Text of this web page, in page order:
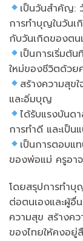
เป็นวันสำคัญ:
การทำบุญในวันเ
กับวันเกิดของตน
เป็นการเริ่มต้
ใหม่ของชีวิตด้วย
สร้างความสุข
และอิ่มบุญ
ได้รับแรงบันด
การทำดี และเป็
เป็นการตอบ
ของพ่อแม่ ครูอา
โดยสรุปการทำบุ
ต่อตนเองและผู้อื่
ความสุข สร้างค
ของไทยให้คงอยู่